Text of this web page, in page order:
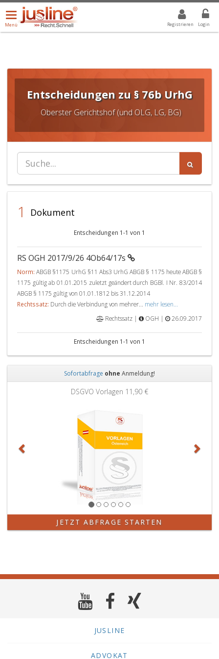
Registrieren Login
Menü
öffnen/schließen
Menü
ALLE DROPDOWN: GEWÄHLTER WERT IST ALLE
Entscheidungen zu § 76b UrhG
Oberster Gerichtshof (und OLG, LG, BG)
1 Dokument
Entscheidungen 1-1 von 1
RS OGH 2017/9/26 4Ob64/17s
Norm: ABGB §1175 UrhG §11 Abs3 UrhG ABGB § 1175 heute ABGB §
1175 gültig ab 01.01.2015 zuletzt geändert durch BGBl. I Nr. 83/2014
ABGB § 1175 gültig von 01.01.1812 bis 31.12.2014
Rechtssatz: Durch die Verbindung von mehrer... mehr lesen...
Rechtssatz |
OGH | 26.09.2017
Entscheidungen 1-1 von 1
Sofortabfrage ohne Anmeldung!
DSGVO Vorlagen 11,90 €
JETZT ABFRAGE STARTEN
JUSLINE
ADVOKAT